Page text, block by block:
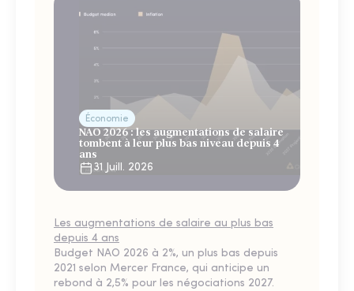
Économie
NAO 2026 : les augmentations de salaire
tombent à leur plus bas niveau depuis 4
ans
31 Juill. 2026
Les augmentations de salaire au plus bas
depuis 4 ans
Budget NAO 2026 à 2%, un plus bas depuis
2021 selon Mercer France, qui anticipe un
rebond à 2,5% pour les négociations 2027.